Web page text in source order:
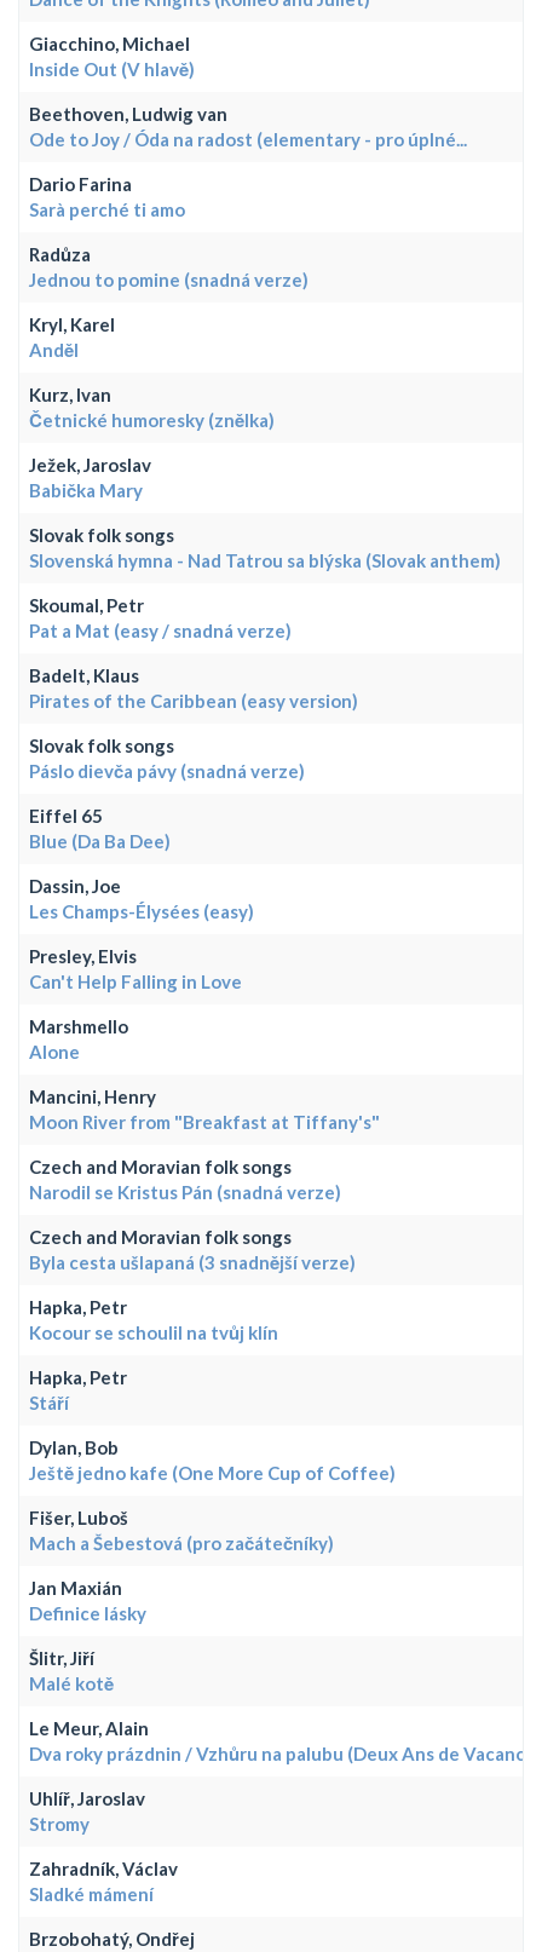
Giacchino, Michael
Inside Out (V hlavě)
Beethoven, Ludwig van
Ode to Joy / Óda na radost (elementary - pro úplné...
Dario Farina
Sarà perché ti amo
Radůza
Jednou to pomine (snadná verze)
Kryl, Karel
Anděl
Kurz, Ivan
Četnické humoresky (znělka)
Ježek, Jaroslav
Babička Mary
Slovak folk songs
Slovenská hymna - Nad Tatrou sa blýska (Slovak anthem)
Skoumal, Petr
Pat a Mat (easy / snadná verze)
Badelt, Klaus
Pirates of the Caribbean (easy version)
Slovak folk songs
Páslo dievča pávy (snadná verze)
Eiffel 65
Blue (Da Ba Dee)
Dassin, Joe
Les Champs-Élysées (easy)
Presley, Elvis
Can't Help Falling in Love
Marshmello
Alone
Mancini, Henry
Moon River from "Breakfast at Tiffany's"
Czech and Moravian folk songs
Narodil se Kristus Pán (snadná verze)
Czech and Moravian folk songs
Byla cesta ušlapaná (3 snadnější verze)
Hapka, Petr
Kocour se schoulil na tvůj klín
Hapka, Petr
Stáří
Dylan, Bob
Ještě jedno kafe (One More Cup of Coffee)
Fišer, Luboš
Mach a Šebestová (pro začátečníky)
Jan Maxián
Definice lásky
Šlitr, Jiří
Malé kotě
Le Meur, Alain
Dva roky prázdnin / Vzhůru na palubu (Deux Ans de
Uhlíř, Jaroslav
Stromy
Zahradník, Václav
Sladké mámení
Brzobohatý, Ondřej